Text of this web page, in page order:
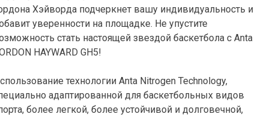
Хэйворда подчеркнет вашу индивидуальность и
уверенности на площадке. Не упустите
стать настоящей звездой баскетбола с Anta
HAYWARD GH5!
технологии Anta Nitrogen Technology,
адаптированной для баскетбольных видов
более легкой, более устойчивой и долговечной,